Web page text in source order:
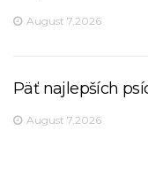
August 7,2026
Päť najlepších
August 7,2026